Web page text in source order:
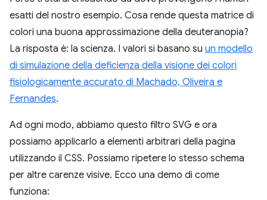
esatti del nostro esempio. Cosa rende questa matrice di
colori una buona approssimazione della deuteranopia?
La risposta è: la scienza. I valori si basano su un modello
di simulazione della deficienza della visione dei colori
fisiologicamente accurato di Machado, Oliveira e
Fernandes.
Ad ogni modo, abbiamo questo filtro SVG e ora
possiamo applicarlo a elementi arbitrari della pagina
utilizzando il CSS. Possiamo ripetere lo stesso schema
per altre carenze visive. Ecco una demo di come
funziona: